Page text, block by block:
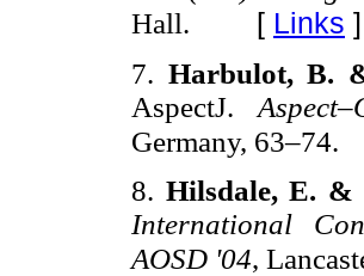
Hall. [ Links ]
7. Harbulot, B.
AspectJ.
Germany, 63–74.
8. Hilsdale, E.
International
AOSD '04,